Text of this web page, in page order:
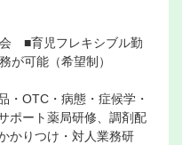
■育児フレキシブル勤
が可能（希望制）
・OTC・病態・症候学・
ポート薬局研修、調剤配
かりつけ・対人業務研